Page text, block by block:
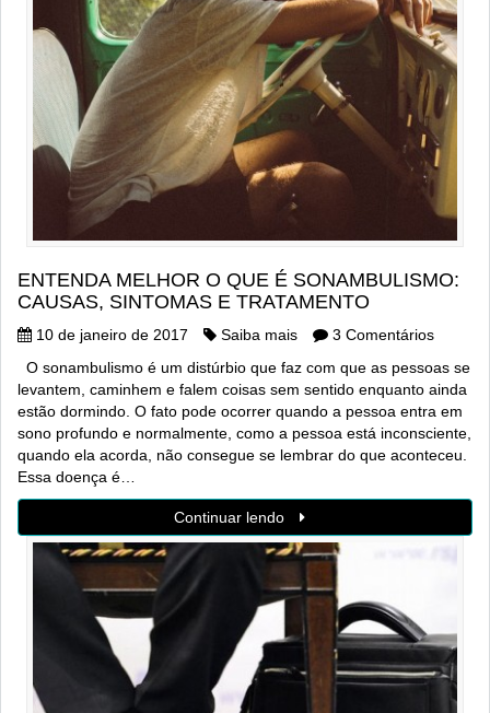
ENTENDA MELHOR O QUE É SONAMBULISMO:
CAUSAS, SINTOMAS E TRATAMENTO
10 de janeiro de 2017 Saiba mais
3 Comentários
O sonambulismo é um distúrbio que faz com que as pessoas se
levantem, caminhem e falem coisas sem sentido enquanto ainda
estão dormindo. O fato pode ocorrer quando a pessoa entra em
sono profundo e normalmente, como a pessoa está inconsciente,
quando ela acorda, não consegue se lembrar do que aconteceu.
Essa doença é…
Continuar lendo